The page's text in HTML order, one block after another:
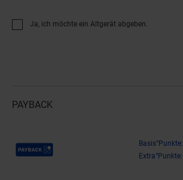
Ja, ich möchte ein Altgerät abgeben.
PAYBACK
Payback Punkte Basis°Punkte:
Extra°Punkte: